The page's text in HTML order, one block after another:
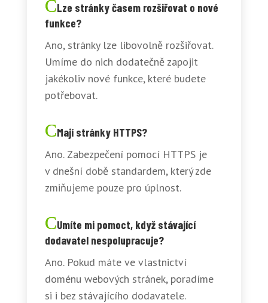
Lze stránky časem rozšiřovat o nové
funkce?
Ano, stránky lze libovolně rozšiřovat.
Umíme do nich dodatečně zapojit
jakékoliv nové funkce, které budete
potřebovat.
Mají stránky HTTPS?
Ano. Zabezpečení pomocí HTTPS je
v dnešní době standardem, který zde
zmiňujeme pouze pro úplnost.
Umíte mi pomoct, když stávající
dodavatel nespolupracuje?
Ano. Pokud máte ve vlastnictví
doménu webových stránek, poradíme
si i bez stávajícího dodavatele.